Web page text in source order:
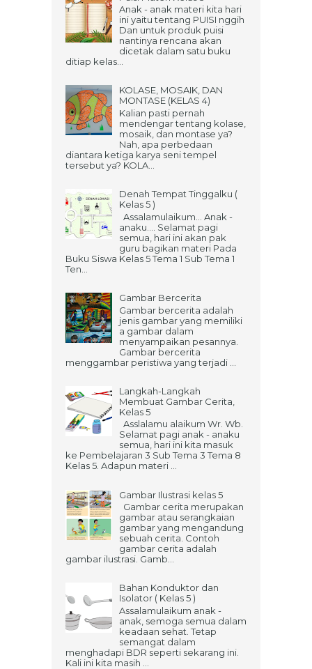
Anak - anak materi kita hari
ini yaitu tentang PUISI nggih
Dan untuk produk puisi
nantinya rencana akan
dicetak dalam satu buku
ditiap kelas...
KOLASE, MOSAIK, DAN
MONTASE (KELAS 4)
Kalian pasti pernah
mendengar tentang kolase,
mosaik, dan montase ya?
Nah, apa perbedaan
diantara ketiga karya seni tempel
tersebut ya? KOLA...
Denah Tempat Tinggalku (
Kelas 5 )
Assalamulaikum... Anak -
anaku.... Selamat pagi
semua, hari ini akan pak
guru bagikan materi Pada
Buku Siswa Kelas 5 Tema 1 Sub Tema 1
Ten...
Gambar Bercerita
Gambar bercerita adalah
jenis gambar yang memiliki
a gambar dalam
menyampaikan pesannya.
Gambar bercerita
menggambar peristiwa yang terjadi ...
Langkah-Langkah
Membuat Gambar Cerita,
Kelas 5
Asslalamu alaikum Wr. Wb.
Selamat pagi anak - anaku
semua, hari ini kita masuk
ke Pembelajaran 3 Sub Tema 3 Tema 8
Kelas 5. Adapun materi ...
Gambar Ilustrasi kelas 5
Gambar cerita merupakan
gambar atau serangkaian
gambar yang mengandung
sebuah cerita. Contoh
gambar cerita adalah
gambar ilustrasi. Gamb...
Bahan Konduktor dan
Isolator ( Kelas 5 )
Assalamulaikum anak -
anak, semoga semua dalam
keadaan sehat. Tetap
semangat dalam
menghadapi BDR seperti sekarang ini.
Kali ini kita masih ...